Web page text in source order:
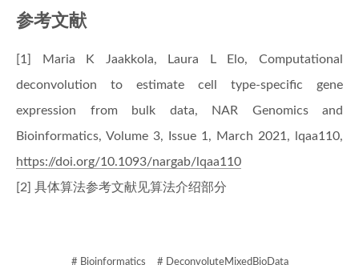
参考文献
[1] Maria K Jaakkola, Laura L Elo, Computational
deconvolution to estimate cell type-specific gene
expression from bulk data, NAR Genomics and
Bioinformatics, Volume 3, Issue 1, March 2021, lqaa110,
https://doi.org/10.1093/nargab/lqaa110
[2] 具体算法参考文献见算法介绍部分
# Bioinformatics # DeconvoluteMixedBioData